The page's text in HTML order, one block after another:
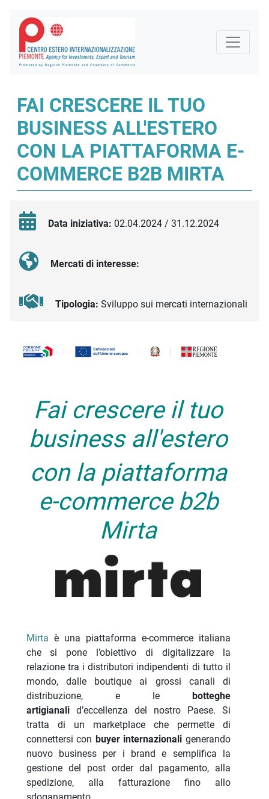
FAI CRESCERE IL TUO
BUSINESS ALL'ESTERO
CON LA PIATTAFORMA E-
COMMERCE B2B MIRTA
Data iniziativa: 02.04.2024 / 31.12.2024
Mercati di interesse:
Tipologia: Sviluppo sui mercati internazionali
Descrizione iniziativa
Fai crescere il tuo
business all'estero
con la piattaforma
e-commerce b2b
Mirta
Mirta è una piattaforma e-commerce italiana
che si pone l’obiettivo di digitalizzare la
relazione tra i distributori indipendenti di tutto il
mondo, dalle boutique ai grossi canali di
distribuzione, e le
botteghe
artigianalid’eccellenza del nostro Paese. Si
tratta di un marketplace che permette di
connettersi con buyer internazionali generando
nuovo business per i brand e semplifica la
gestione del post order dal pagamento, alla
spedizione, alla fatturazione fino allo